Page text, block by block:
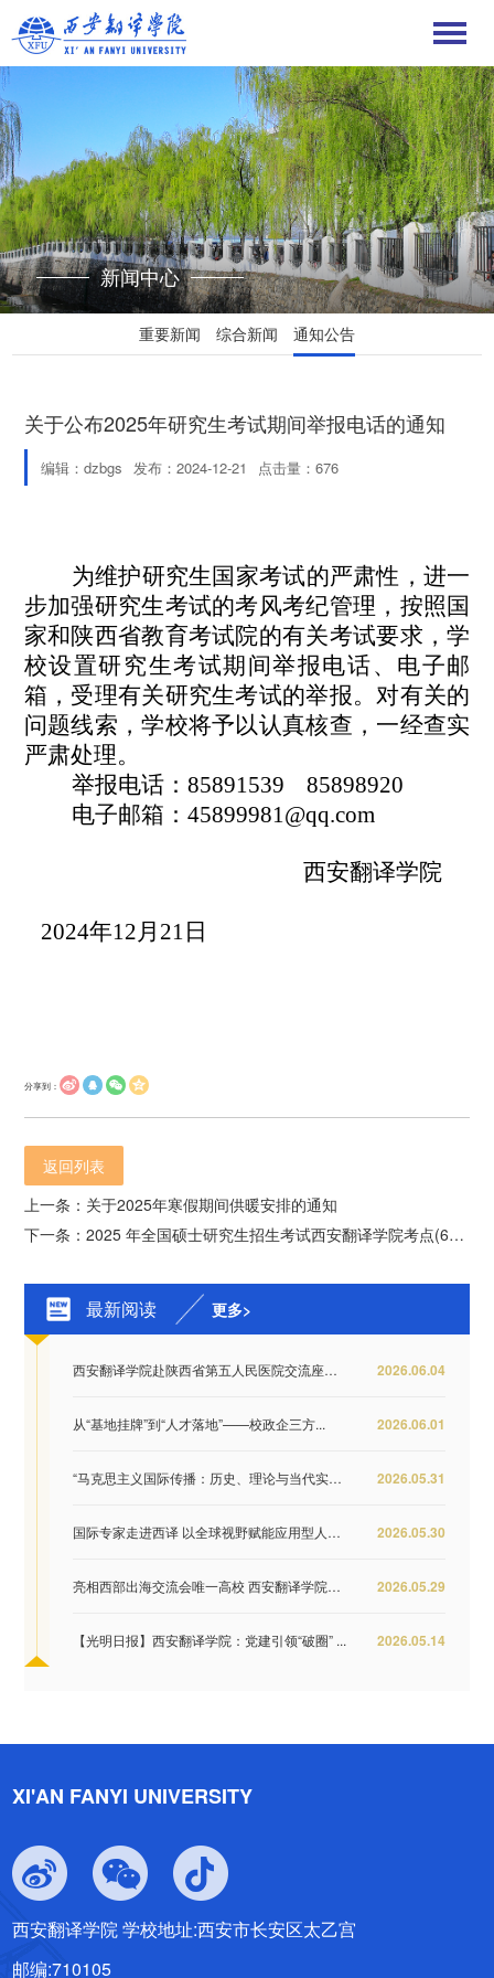
新闻中心
重要新闻 综合新闻 通知公告
关于公布2025年研究生考试期间举报电话的通知
编辑：dzbgs 发布：2024-12-21 点击量： 676
为维护研究生国家考试的严肃性，进一
步加强研究生考试的考风考纪管理，按照国
家和陕西省教育考试院的有关考试要求，学
校设置研究生考试期间举报电话、电子邮
箱，受理有关研究生考试的举报。对有关的
问题线索，学校将予以认真核查，一经查实
严肃处理。
举报电话： 85891539 85898920
电子邮箱： 45899981@qq.com
西安翻译学院
2024年12月21 日
分享到：
返回列表
上一条：关于2025年寒假期间供暖安排的通知
下一条：2025 年全国硕士研究生招生考试西安翻译学院考点(6152)考前温馨提示
最新阅读 更多>
2026.06.04
西安翻译学院赴陕西省第五人民医院交流座谈 推...
2026.06.01
从“基地挂牌”到“人才落地”——校政企三方...
2026.05.31
“马克思主义国际传播：历史、理论与当代实践...
2026.05.30
国际专家走进西译 以全球视野赋能应用型人才培...
2026.05.29
亮相西部出海交流会唯一高校 西安翻译学院签约...
2026.05.14
【光明日报】西安翻译学院：党建引领“破圈” ...
XI'AN FANYI UNIVERSITY
西安翻译学院 学校地址:西安市长安区太乙宫
邮编:710105